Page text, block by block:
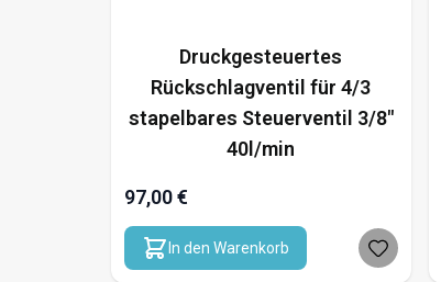
Druckgesteuertes
Rückschlagventil für 4/3
stapelbares Steuerventil 3/8"
40l/min
97,00 €
In den Warenkorb